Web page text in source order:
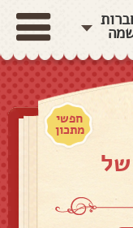
חפשי
מתכון